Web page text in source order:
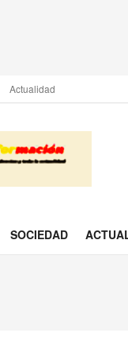
Actualidad
SOCIEDAD